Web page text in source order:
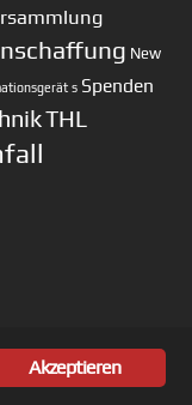
New
s Spenden
THL
Unterhaching
Akzeptieren